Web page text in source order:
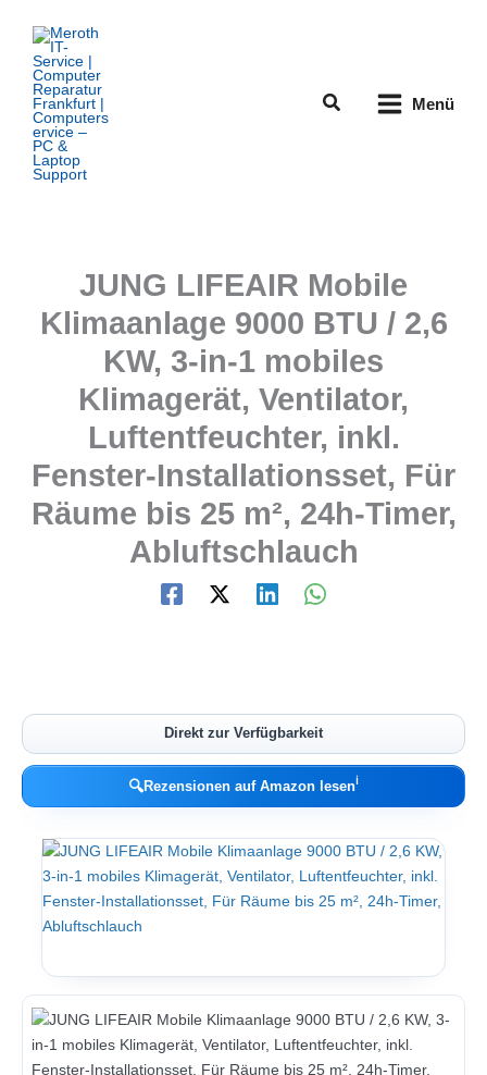
Inhalt
springen
Suchen Menü
JUNG LIFEAIR Mobile
Klimaanlage 9000 BTU / 2,6
KW, 3-in-1 mobiles
Klimagerät, Ventilator,
Luftentfeuchter, inkl.
Fenster-Installationsset, Für
Räume bis 25 m², 24h-Timer,
Abluftschlauch
Direkt zur Verfügbarkeit
🔍Rezensionen auf Amazon lesenℹ︎